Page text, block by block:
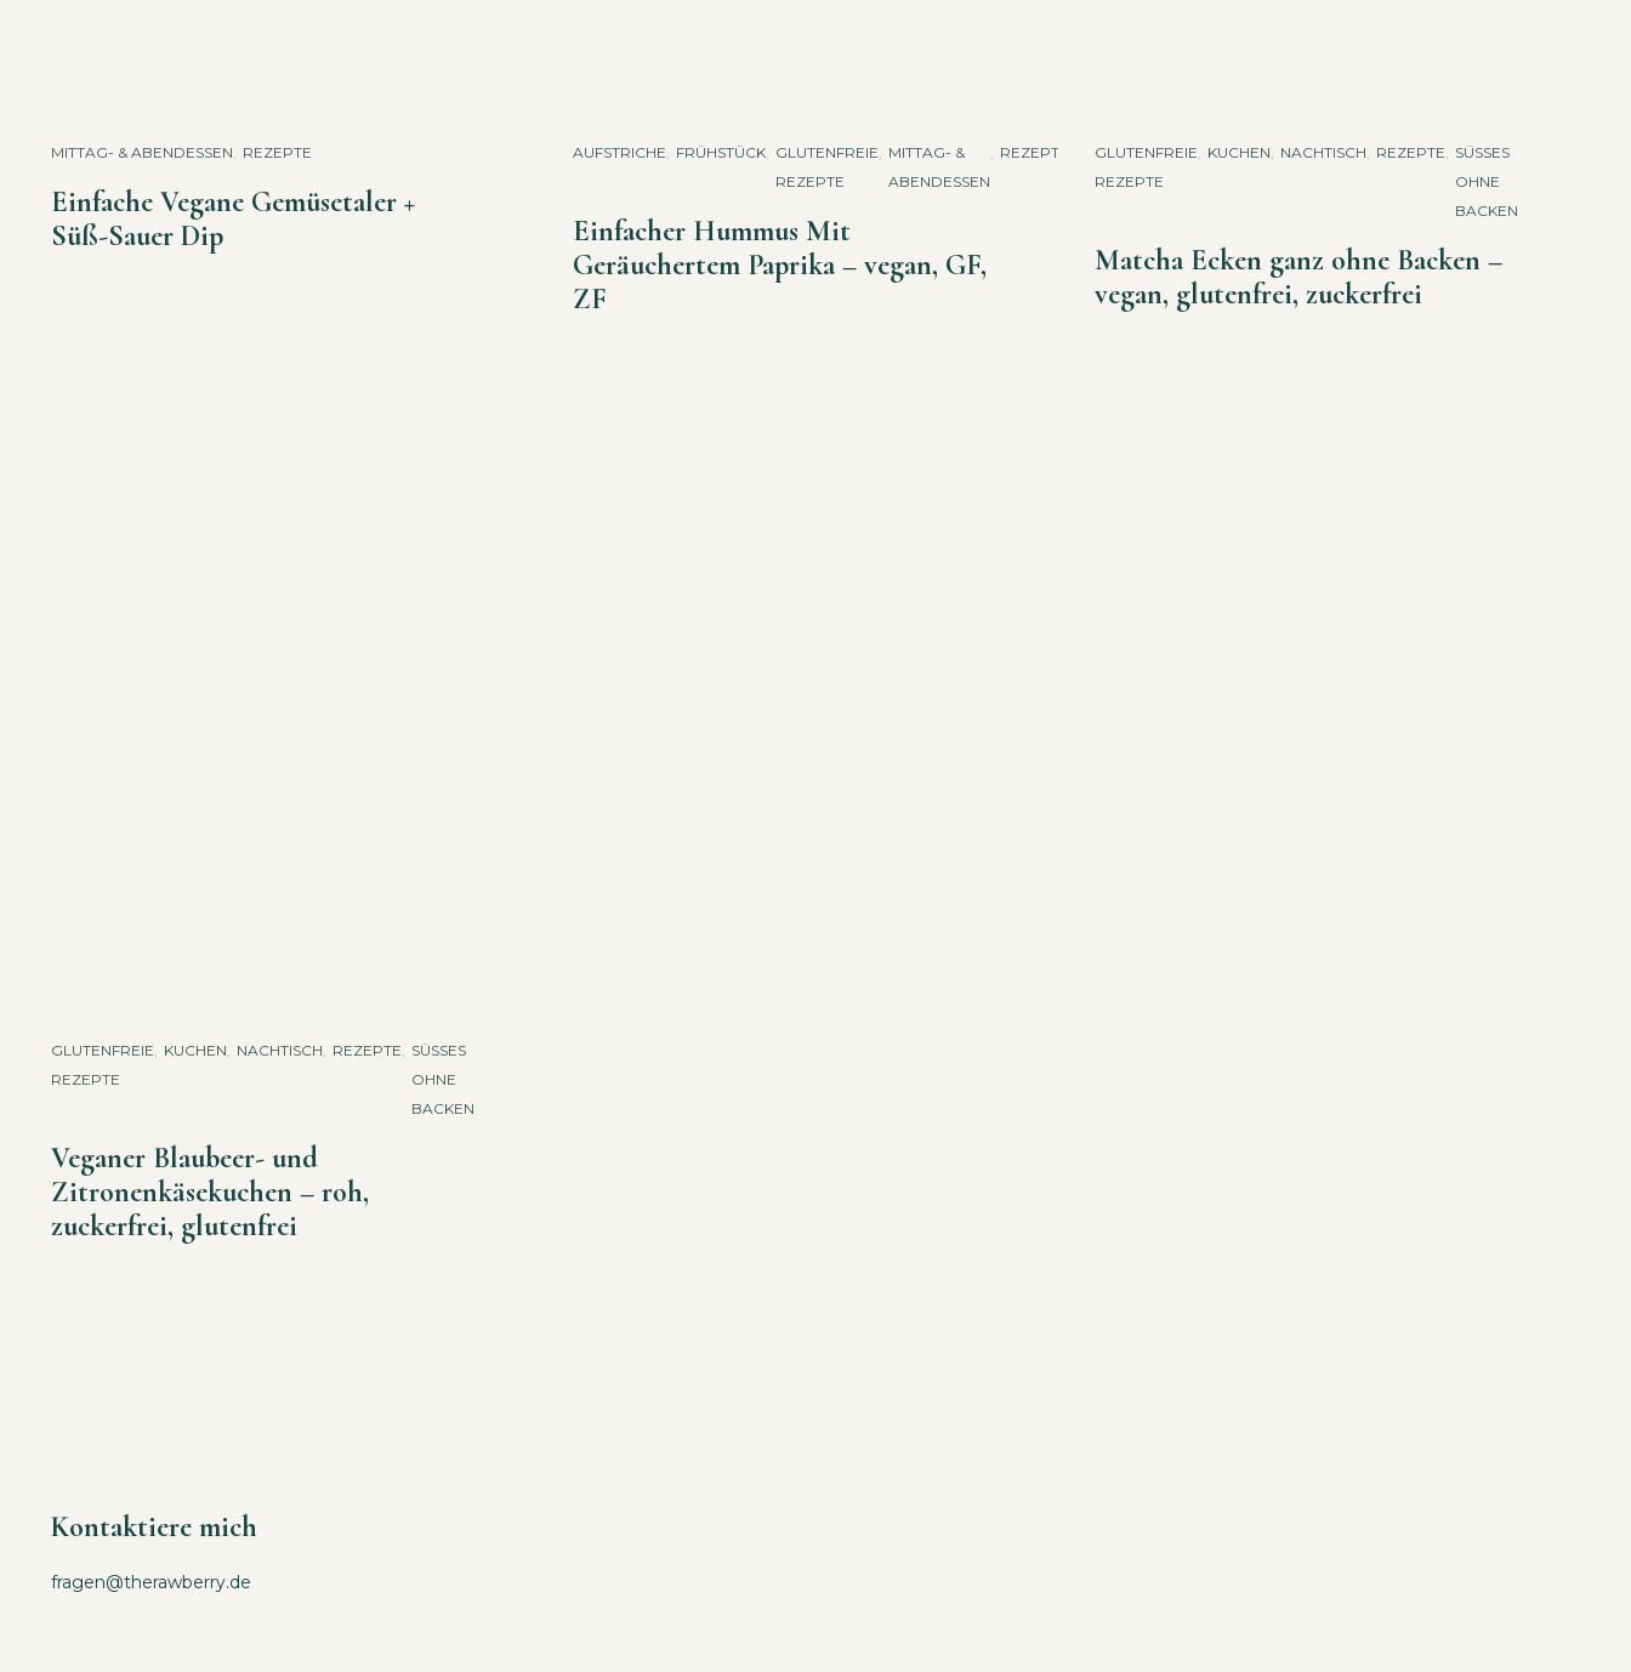
MITTAG- & ABENDESSEN, REZEPTE
Einfache Vegane Gemüsetaler +
Süß-Sauer Dip
AUFSTRICHE, FRÜHSTÜCK, GLUTENFREIE
REZEPTE
, MITTAG- &
ABENDESSEN
, REZEPTE
Einfacher Hummus Mit
Geräuchertem Paprika – vegan, GF,
ZF
GLUTENFREIE
REZEPTE
, KUCHEN, NACHTISCH, REZEPTE, SÜSSES O
HNE B
ACKEN
Matcha Ecken ganz ohne Backen –
vegan, glutenfrei, zuckerfrei
GLUTENFREIE
REZEPTE
, KUCHEN, NACHTISCH, REZEPTE, SÜSSES O
HNE B
ACKEN
Veganer Blaubeer- und
Zitronenkäsekuchen – roh,
zuckerfrei, glutenfrei
Kontaktiere mich
fragen@therawberry.de